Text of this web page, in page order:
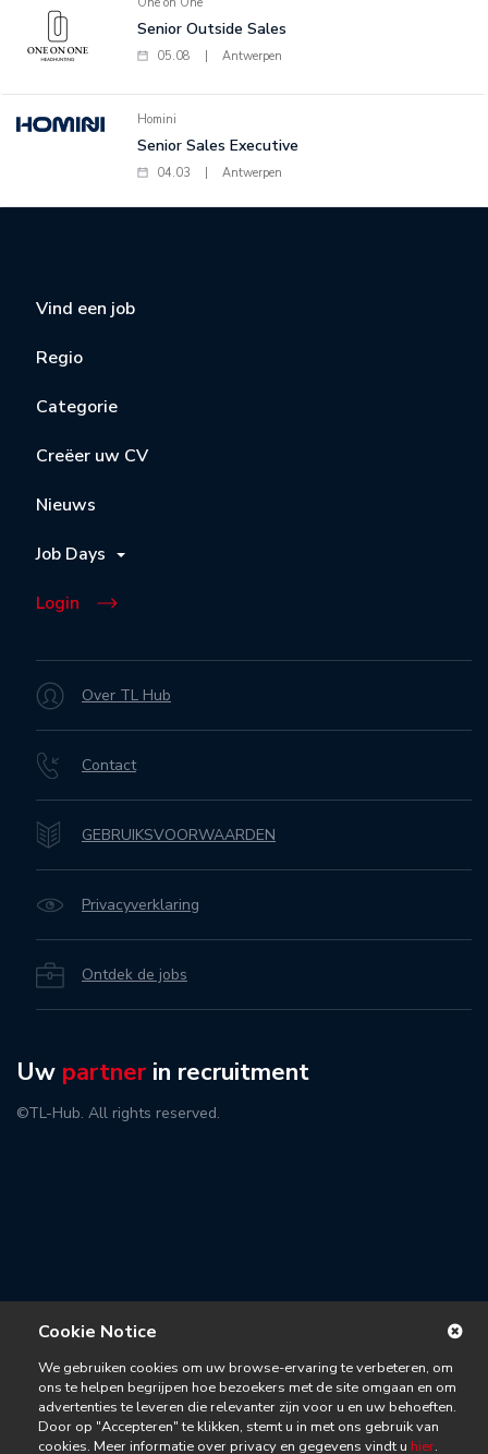
Senior Outside Sales
05.08 Antwerpen
Homini
Senior Sales Executive
04.03 Antwerpen
Vind een job
Regio
Categorie
Creëer uw CV
Nieuws
Job Days
Login
Over TL Hub
Contact
GEBRUIKSVOORWAARDEN
Privacyverklaring
Ontdek de jobs
Uw partner in recruitment
©TL-Hub. All rights reserved.
Cookie Notice
We gebruiken cookies om uw browse-ervaring te verbeteren, om
ons te helpen begrijpen hoe bezoekers met de site omgaan en om
advertenties te leveren die relevanter zijn voor u en uw behoeften.
Door op "Accepteren" te klikken, stemt u in met ons gebruik van
cookies. Meer informatie over privacy en gegevens vindt u hier.